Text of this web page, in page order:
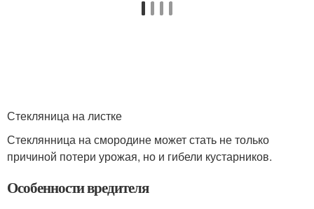
Стекляница на листке
Стеклянница на смородине может стать не только
причиной потери урожая, но и гибели кустарников.
Особенности вредителя